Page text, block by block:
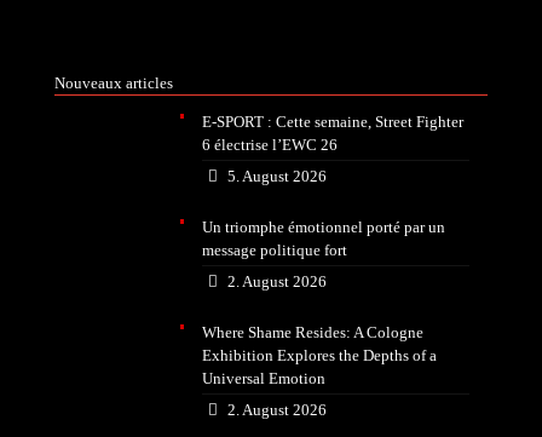
Nouveaux articles
E-SPORT : Cette semaine, Street Fighter
6 électrise l’EWC 26
5. August 2026
Un triomphe émotionnel porté par un
message politique fort
2. August 2026
Where Shame Resides: A Cologne
Exhibition Explores the Depths of a
Universal Emotion
2. August 2026